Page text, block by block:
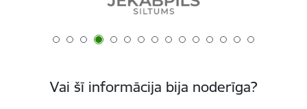
Vai šī informācija bija noderīga?